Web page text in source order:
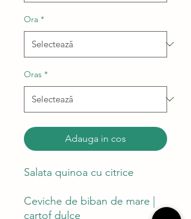
Ora *
Oras *
Adauga in cos
Salata quinoa cu citrice
Ceviche de biban de mare |
cartof dulce